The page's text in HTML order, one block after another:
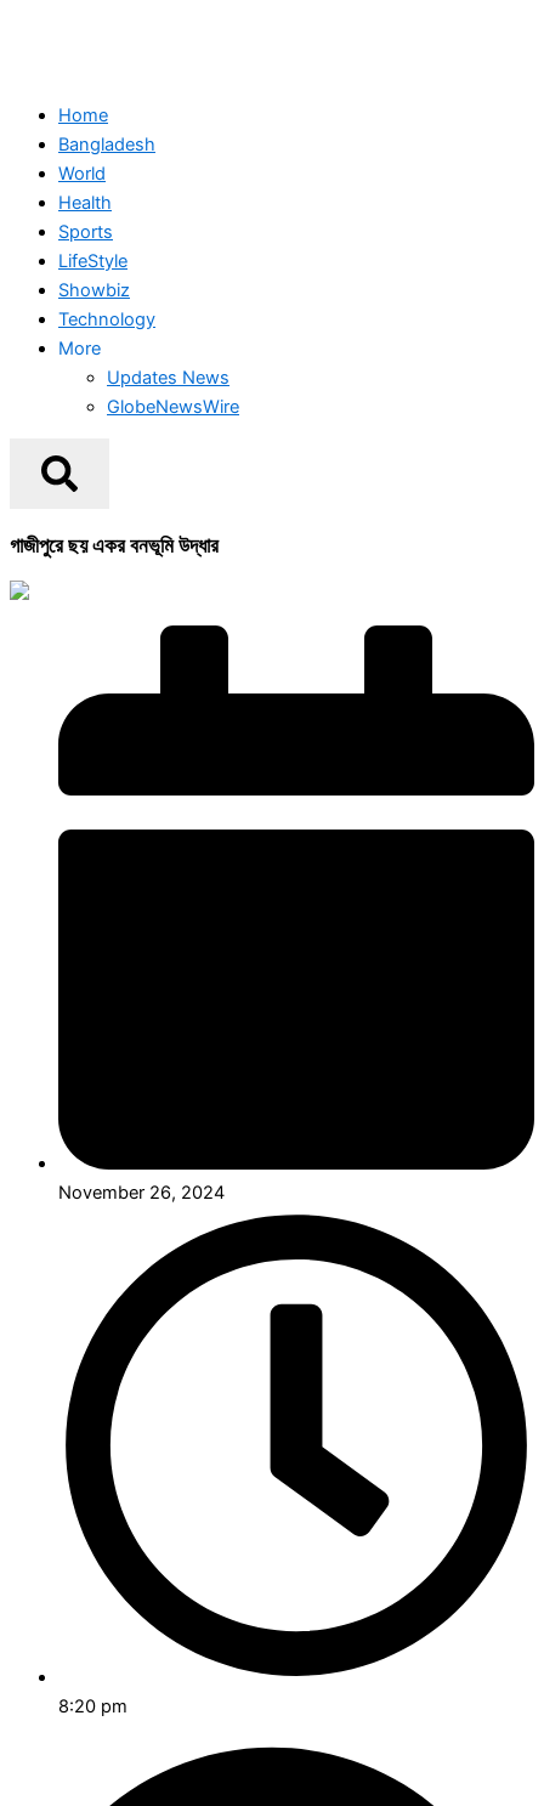
Home
Bangladesh
World
Health
Sports
LifeStyle
Showbiz
Technology
More
Updates News
GlobeNewsWire
গাজীপুরে ছয় একর বনভূমি উদ্ধার
November 26, 2024
8:20 pm